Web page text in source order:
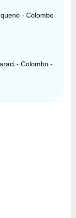
- Colombo
- Colombo -